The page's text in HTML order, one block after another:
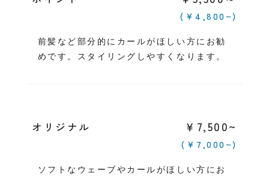
(￥4,800~)
前髪など部分的にカールがほしい方にお勧
めです。スタイリングしやすくなります。
オリジナル ￥7,500~
(￥7,000~)
ソフトなウェーブやカールがほしい方にお